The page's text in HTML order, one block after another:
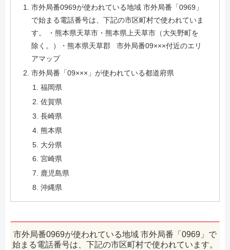
市外局番0969が使われている地域 市外局番「0969」
で始まる電話番号は、下記の市区町村で使われていま
す。 ・熊本県天草市・熊本県上天草市（大矢野町を
除く。）・熊本県天草郡 市外局番09×××付近のエリ
アマップ
市外局番「09×××」が使われている都道府県
福岡県
佐賀県
長崎県
熊本県
大分県
宮崎県
鹿児島県
沖縄県
市外局番0969が使われている地域 市外局番「0969」で
始まる電話番号は、下記の市区町村で使われています。